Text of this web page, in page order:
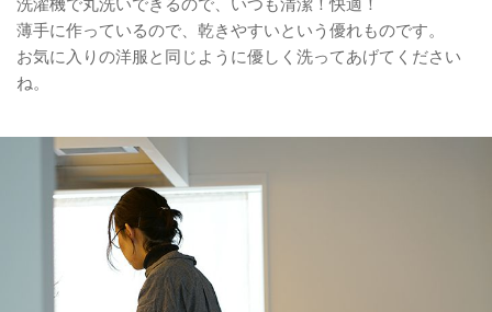
洗濯機で丸洗いできるので、いつも清潔！快適！
薄手に作っているので、乾きやすいという優れものです。
お気に入りの洋服と同じように優しく洗ってあげてください
ね。